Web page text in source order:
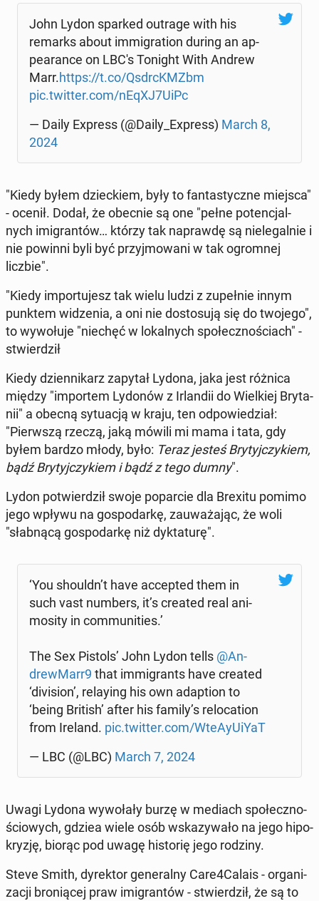
John Lydon sparked outrage with his
remarks about im­mi­gra­tion during an ap­
pe­aran­ce on LBC's Tonight With Andrew
Marr.https://t.co/Qs­drcKM­Zbm
pic.twitter.com/nEqXJ7UiPc
— Daily Express (@Daily_Express) March 8,
2024
"Kiedy byłem dziec­kiem, były to fan­ta­stycz­ne miejsca"
- ocenił. Dodał, że obecnie są one "pełne po­ten­cjal­
nych imi­gran­tów… którzy tak na­praw­dę są nie­le­gal­nie i
nie powinni byli być przyj­mo­wa­ni w tak ogrom­nej
liczbie".
"Kiedy im­por­tu­jesz tak wielu ludzi z zu­peł­nie innym
punktem wi­dze­nia, a oni nie do­sto­su­ją się do twojego",
to wy­wo­łu­je "niechęć w lo­kal­nych spo­łecz­no­ściach" -
stwier­dził
Kiedy dzien­ni­karz zapytał Lydona, jaka jest różnica
między "im­por­tem Lydonów z Ir­lan­dii do Wiel­kiej Bry­ta­
nii" a obecną sy­tu­acją w kraju, ten od­po­wie­dział:
"Pierw­szą rzeczą, jaką mówili mi mama i tata, gdy
byłem bardzo młody, było: Teraz jesteś Bry­tyj­czy­kiem,
bądź Bry­tyj­czy­kiem i bądź z tego dumny".
Lydon po­twier­dził swoje po­par­cie dla Brexitu pomimo
jego wpływu na go­spo­dar­kę, za­uwa­ża­jąc, że woli
"słab­ną­cą go­spo­dar­kę niż dyk­ta­tu­rę".
‘You shouldn’t have ac­cep­ted them in
such vast numbers, it’s created real ani­
mo­si­ty in com­mu­ni­ties.’
The Sex Pistols’ John Lydon tells @An­
drew­Marr9 that im­mi­grants have created
‘di­vi­sion’, re­lay­ing his own ad­ap­tion to
‘being British’ after his family’s re­lo­ca­tion
from Ireland. pic.twitter.com/Wte­Ay­UiY­aT
— LBC (@LBC) March 7, 2024
Uwagi Lydona wy­wo­ła­ły burzę w mediach spo­łecz­no­
ścio­wych, gdziea wiele osób wska­zy­wa­ło na jego hi­po­
kry­zję, biorąc pod uwagę hi­sto­rię jego rodziny.
Steve Smith, dy­rek­tor ge­ne­ral­ny Care4Calais - or­ga­ni­
za­cji bro­nią­cej praw imi­gran­tów - stwier­dził, że są to